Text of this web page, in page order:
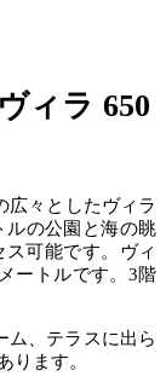
ィラ 650
広々としたヴィラ
ルの公園と海の眺
可能です。ヴィ
ートルです。3階
ム、テラスに出ら
ります。